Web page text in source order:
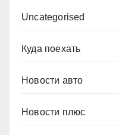
Uncategorised
Куда поехать
Новости авто
Новости плюс